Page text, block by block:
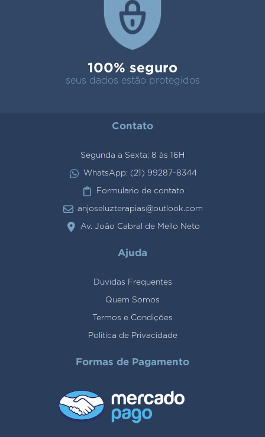
100% seguro
seus dados estão protegidos
Contato
Segunda a Sexta: 8 às 16H
WhatsApp: (21) 99287-8344
Formulario de contato
anjoseluzterapias@outlook.com
Av. João Cabral de Mello Neto
Ajuda
Duvidas Frequentes
Quem Somos
Termos e Condições
Politica de Privacidade
Formas de Pagamento